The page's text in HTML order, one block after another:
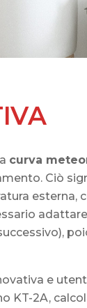
curva
Ciò
esterna,
e
KT-2A,